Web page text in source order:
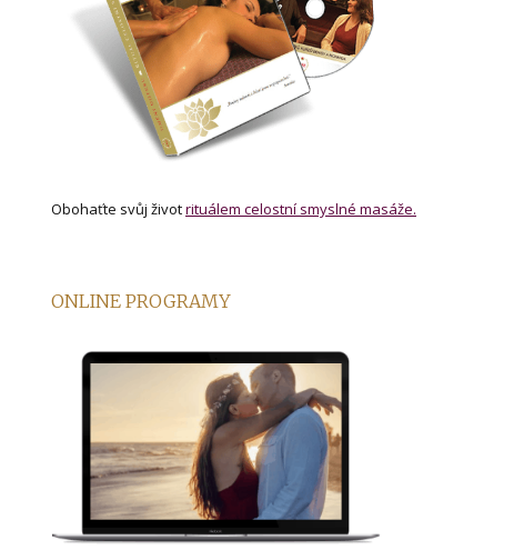
Obohaťte svůj životrituálem celostní smyslné masáže.
ONLINE PROGRAMY